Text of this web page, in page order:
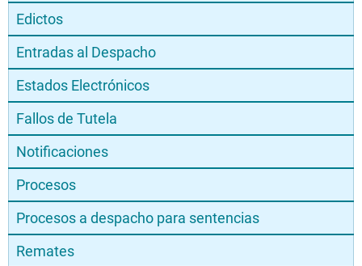
Edictos
Entradas al Despacho
Estados Electrónicos
Fallos de Tutela
Notificaciones
Procesos
Procesos a despacho para sentencias
Remates